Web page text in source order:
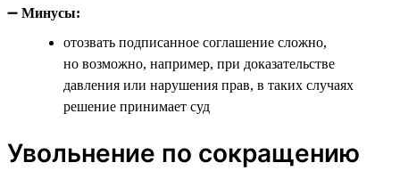
➖ Минусы:
отозвать подписанное соглашение сложно,
но возможно, например, при доказательстве
давления или нарушения прав, в таких случаях
решение принимает суд
Увольнение по сокращению